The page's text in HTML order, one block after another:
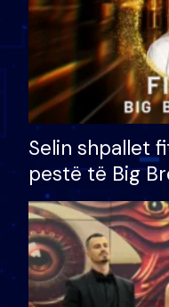
Selin shpallet
pestë të Big
çmimin e